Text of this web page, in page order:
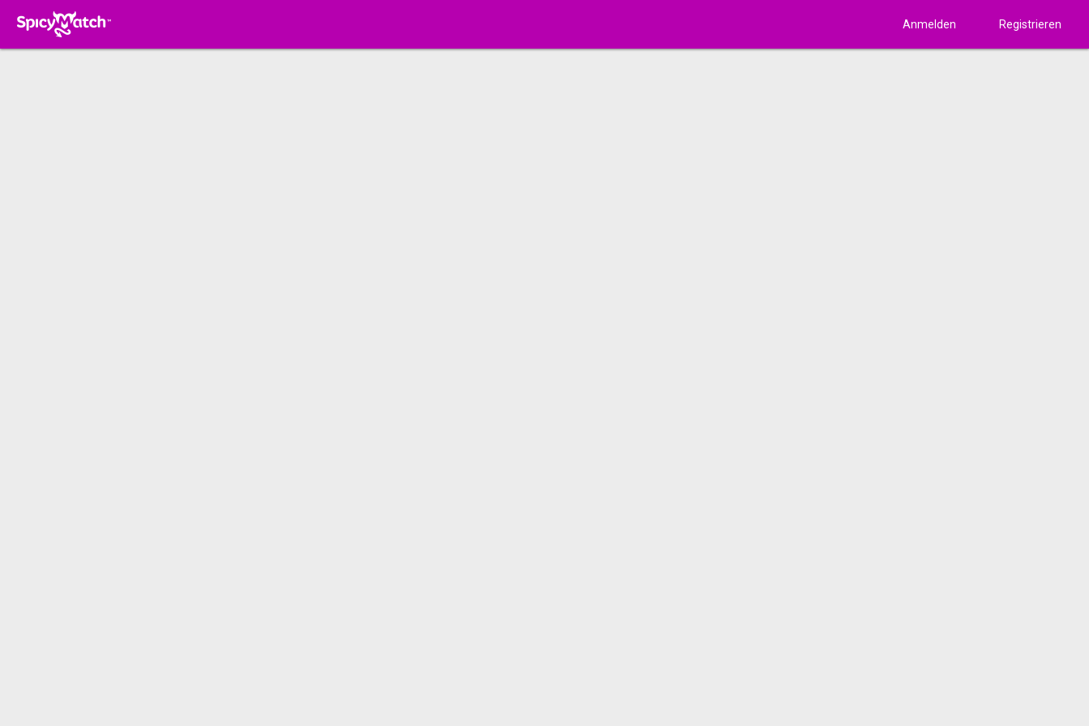
Anmelden Registrieren